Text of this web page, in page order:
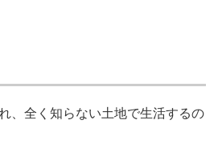
、全く知らない土地で生活するの